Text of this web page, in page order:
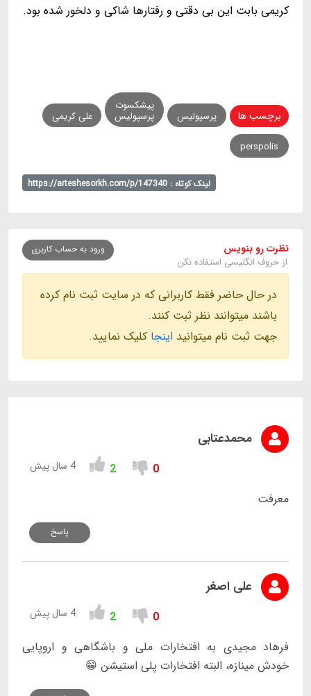
کریمی بابت این بی دقتی و رفتارها شاکی و دلخور شده بود.
برچسب ها پرسپولیس
پیشکسوت
پرسپولیس علی کریمی
perspolis
لینک کوتاه : https://arteshesorkh.com/p/147340
نظرت رو بنویس
از حروف انگلیسی استفاده نکن
ورود به حساب کاربری
در حال حاضر فقط کاربرانی که در سایت ثبت نام کرده
باشند میتوانند نظر ثبت کنند.
جهت ثبت نام میتوانید اینجا کلیک نمایید.
محمدعتابی
0
2 4 سال پیش
معرفت
پاسخ
علی اصغر
0
2 4 سال پیش
فرهاد مجیدی به افتخارات ملی و باشگاهی و اروپایی
خودش مینازه، البته افتخارات پلی استیشن 😁